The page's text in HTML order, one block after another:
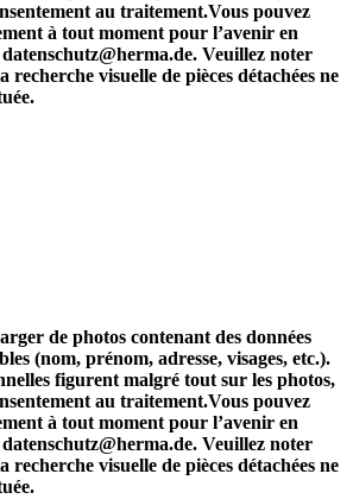
au traitement.Vous pouvez
à tout moment pour l’avenir en
Veuillez noter
recherche visuelle de pièces détachées ne
de photos contenant des données
(nom, prénom, adresse, visages, etc.).
figurent malgré tout sur les photos,
au traitement.Vous pouvez
à tout moment pour l’avenir en
Veuillez noter
recherche visuelle de pièces détachées ne